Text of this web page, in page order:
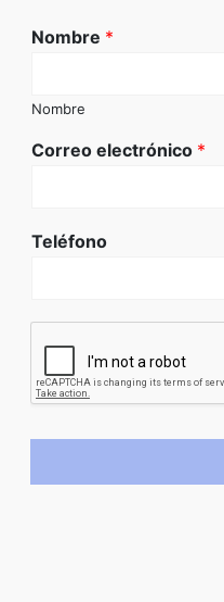
Nombre *
Nombre
Correo electrónico *
Teléfono